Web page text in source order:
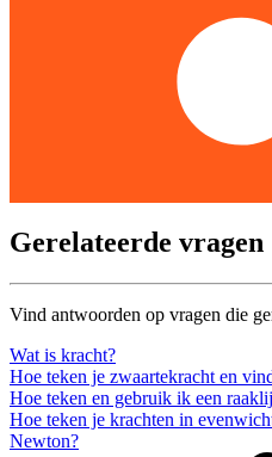
Gerelateerde vragen
Vind antwoorden op vragen die
Wat is kracht?
Hoe teken je zwaartekracht en
Hoe teken en gebruik ik een
Hoe teken je krachten in
Newton?